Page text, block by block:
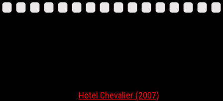
Hotel Chevalier (2007)